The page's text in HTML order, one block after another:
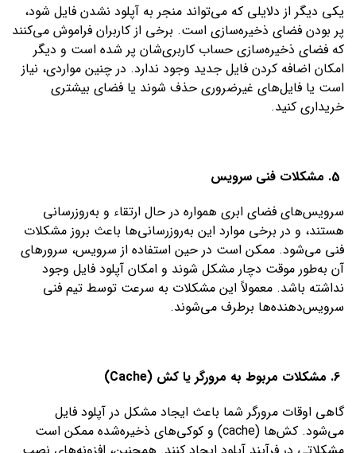
یکی دیگر از دلایلی که می‌تواند منجر به آپلود نشدن فایل شود،
پر بودن فضای ذخیره‌سازی است. برخی از کاربران فراموش می‌کنند
که فضای ذخیره‌سازی حساب کاربری‌شان پر شده است و دیگر
امکان اضافه کردن فایل جدید وجود ندارد. در چنین مواردی، نیاز
است یا فایل‌های غیرضروری حذف شوند یا فضای بیشتری
خریداری کنید.
سرویس‌های فضای ابری همواره در حال ارتقاء و به‌روزرسانی
هستند، و در برخی موارد این به‌روزرسانی‌ها باعث بروز مشکلات
فنی می‌شود. ممکن است در حین استفاده از سرویس، سرورهای
آن به‌طور موقت دچار مشکل شوند و امکان آپلود فایل وجود
نداشته باشد. معمولاً این مشکلات به سرعت توسط تیم فنی
سرویس‌دهنده‌ها برطرف می‌شوند.
گاهی اوقات مرورگر شما باعث ایجاد مشکل در آپلود فایل
می‌شود. کش‌ها (cache) و کوکی‌های ذخیره‌شده ممکن است